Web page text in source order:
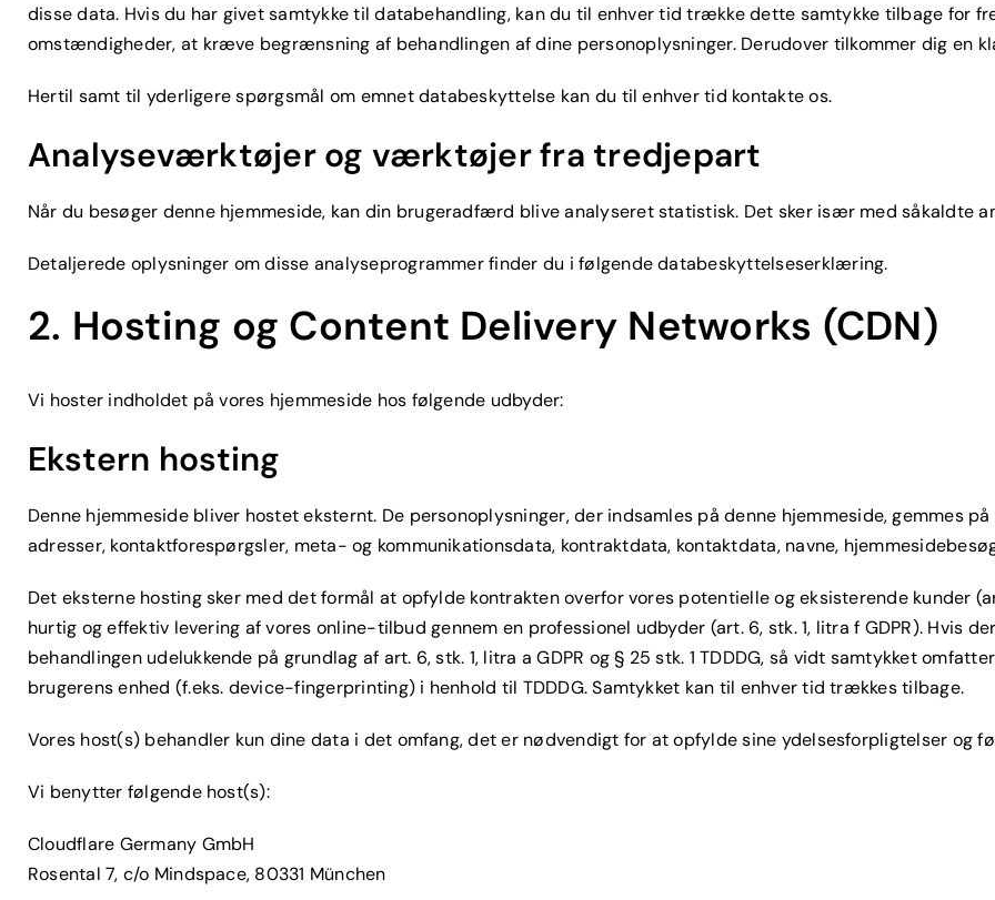
disse data. Hvis du har givet samtykke til databehandling, kan du til enhver tid trække dette samtykke tilbage for
omstændigheder, at kræve begrænsning af behandlingen af dine personoplysninger. Derudover tilkommer dig en
Hertil samt til yderligere spørgsmål om emnet databeskyttelse kan du til enhver tid kontakte os.
Analyseværktøjer og værktøjer fra tredjepart
Når du besøger denne hjemmeside, kan din brugeradfærd blive analyseret statistisk. Det sker især med såkaldte
Detaljerede oplysninger om disse analyseprogrammer finder du i følgende databeskyttelseserklæring.
2. Hosting og Content Delivery Networks (CDN)
Vi hoster indholdet på vores hjemmeside hos følgende udbyder:
Ekstern hosting
Denne hjemmeside bliver hostet eksternt. De personoplysninger, der indsamles på denne hjemmeside, gemmes
adresser, kontaktforespørgsler, meta- og kommunikationsdata, kontraktdata, kontaktdata, navne,
Det eksterne hosting sker med det formål at opfylde kontrakten overfor vores potentielle og eksisterende kunder
hurtig og effektiv levering af vores online-tilbud gennem en professionel udbyder (art. 6, stk. 1, litra f GDPR). Hvis
behandlingen udelukkende på grundlag af art. 6, stk. 1, litra a GDPR og § 25 stk. 1 TDDDG, så vidt samtykket
brugerens enhed (f.eks. device-fingerprinting) i henhold til TDDDG. Samtykket kan til enhver tid trækkes tilbage.
Vores host(s) behandler kun dine data i det omfang, det er nødvendigt for at opfylde sine ydelsesforpligtelser og
Vi benytter følgende host(s):
Cloudflare Germany GmbH
Rosental 7, c/o Mindspace, 80331 München